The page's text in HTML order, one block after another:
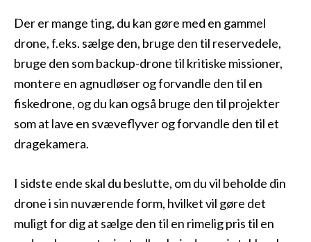
Der er mange ting, du kan gøre med en gammel
drone, f.eks. sælge den, bruge den til reservedele,
bruge den som backup-drone til kritiske missioner,
montere en agnudløser og forvandle den til en
fiskedrone, og du kan også bruge den til projekter
som at lave en svæveflyver og forvandle den til et
dragekamera.
I sidste ende skal du beslutte, om du vil beholde din
drone i sin nuværende form, hvilket vil gøre det
muligt for dig at sælge den til en rimelig pris til en